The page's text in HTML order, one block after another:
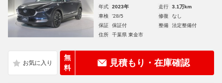
年式 2023年 走行
3.1万km
車検
'28/5 修復
なし
保証
保証付 整備
法定整備付
住所
千葉県 東金市
無
料
見積もり・在庫確認